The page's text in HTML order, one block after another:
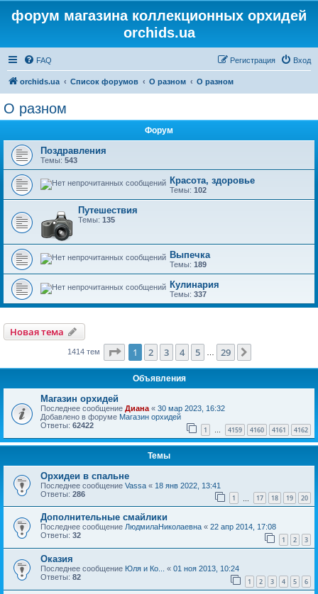
форум магазина коллекционных орхидей
orchids.ua
FAQ Вход
Регистрация
orchids.ua Список форумов О разном О разном
О разном
Форум
Поздравления
Темы: 543
Красота, здоровье
Темы: 102
Путешествия
Темы: 135
Выпечка
Темы: 189
Кулинария
Темы: 337
Новая тема
1414 тем Страница из 29
1 2 3 4 5 29
Объявления
Магазин орхидей
Последнее сообщение Диана « 30 мар 2023, 16:32
Добавлено в форуме Магазин орхидей
Ответы: 62422 1 … 4159 4160 4161 4162
Темы
Орхидеи в спальне
Последнее сообщение Vassa « 18 янв 2022, 13:41
Ответы: 286 1 17 18 19 20
Дополнительные смайлики
Последнее сообщение ЛюдмилаНиколаевна « 22 апр 2014, 17:08
Ответы: 32 1 2 3
Оказия
Последнее сообщение Юля и Ко... « 01 ноя 2013, 10:24
Ответы: 82 1 2 3 4 5 6